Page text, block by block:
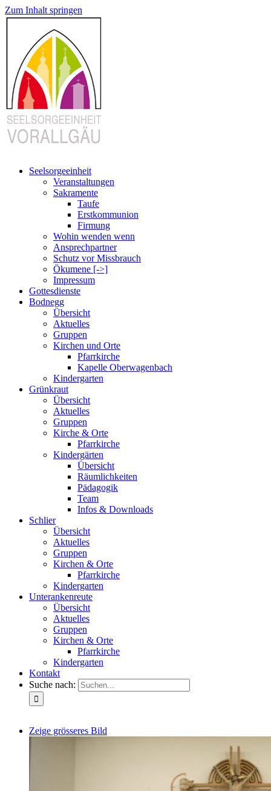
Zum Inhalt springen
Seelsorgeeinheit
Veranstaltungen
Sakramente
Taufe
Erstkommunion
Firmung
Wohin wenden wenn
Ansprechpartner
Schutz vor Missbrauch
Ökumene [->]
Impressum
Gottesdienste
Bodnegg
Übersicht
Aktuelles
Gruppen
Kirchen und Orte
Pfarrkirche
Kapelle Oberwagenbach
Kindergarten
Grünkraut
Übersicht
Aktuelles
Gruppen
Kirche & Orte
Pfarrkirche
Kindergärten
Übersicht
Räumlichkeiten
Pädagogik
Team
Infos & Downloads
Schlier
Übersicht
Aktuelles
Gruppen
Kirchen & Orte
Pfarrkirche
Kindergarten
Unterankenreute
Übersicht
Aktuelles
Gruppen
Kirchen & Orte
Pfarrkirche
Kindergarten
Kontakt
Suche nach:
Zeige grösseres Bild